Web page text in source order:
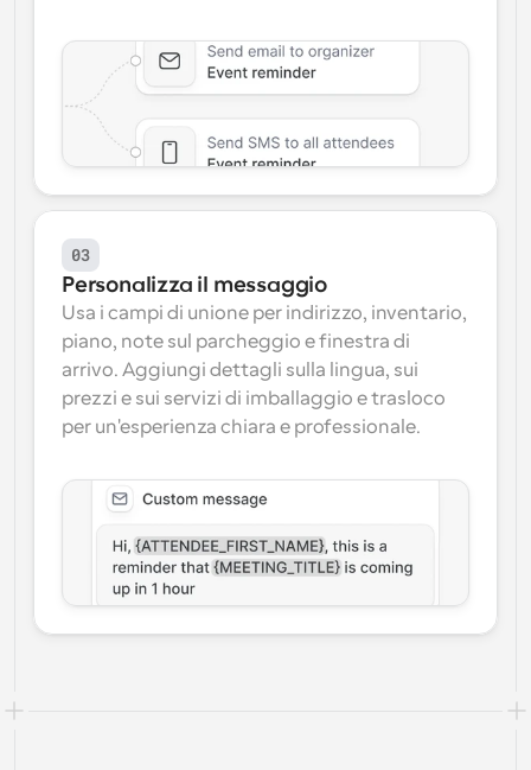
03
Personalizza il messaggio
Usa i campi di unione per indirizzo, inventario,
piano, note sul parcheggio e finestra di
arrivo. Aggiungi dettagli sulla lingua, sui
prezzi e sui servizi di imballaggio e trasloco
per un'esperienza chiara e professionale.